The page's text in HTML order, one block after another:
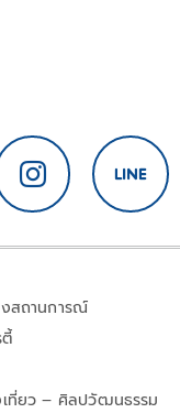
สถานการณ์
ตี้
ที่ยว – ศิลปวัฒนธรรม